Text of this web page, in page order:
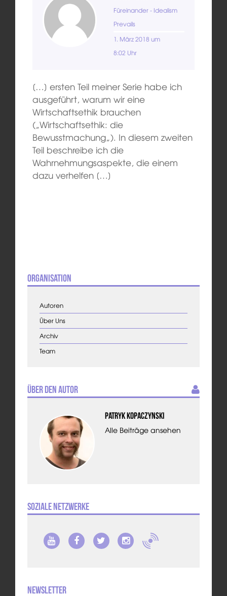
Füreinander - Idealism
Prevails
1. März 2018 um
8:02 Uhr
[…] ersten Teil meiner Serie habe ich
ausgeführt, warum wir eine
Wirtschaftsethik brauchen
(„Wirtschaftsethik: die
Bewusstmachung„). In diesem zweiten
Teil beschreibe ich die
Wahrnehmungsaspekte, die einem
dazu verhelfen […]
Organisation
Autoren
Über Uns
Archiv
Team
Über den Autor
Patryk Kopaczynski
Alle Beiträge ansehen
Soziale Netzwerke
Newsletter